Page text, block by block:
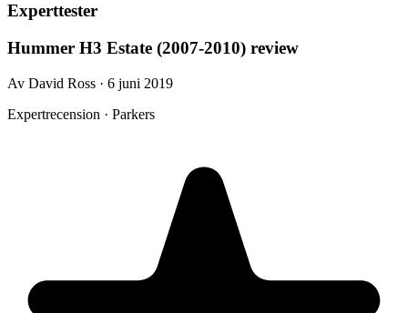
Experttester
Hummer H3 Estate (2007-2010) review
Av David Ross · 6 juni 2019
Expertrecension · Parkers